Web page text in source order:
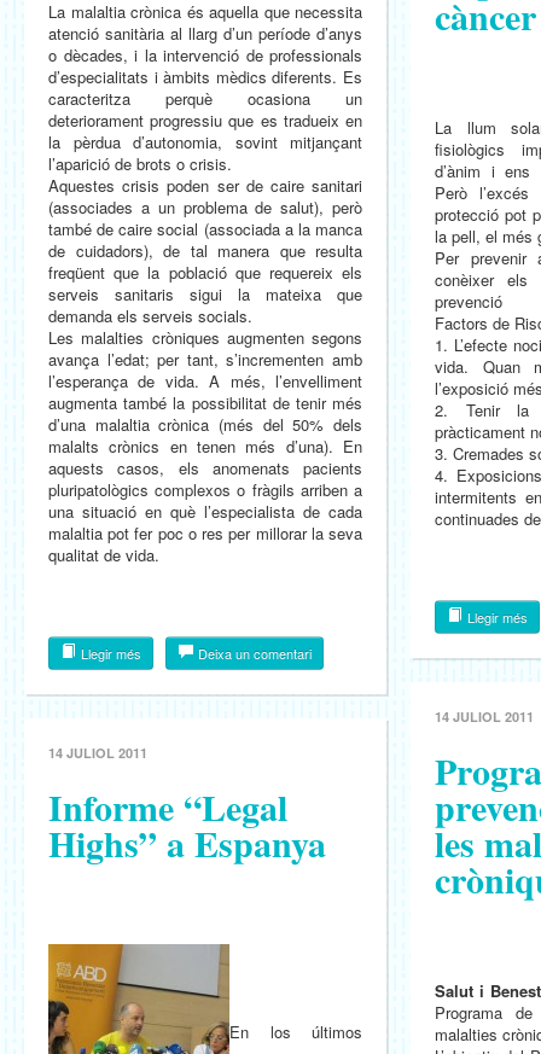
La malaltia crònica és aquella que necessita
atenció sanitària al llarg d’un període d’anys
o dècades, i la intervenció de professionals
d’especialitats i àmbits mèdics diferents. Es
caracteritza perquè ocasiona un
deteriorament progressiu que es tradueix en
la pèrdua d’autonomia, sovint mitjançant
l’aparició de brots o crisis.
Aquestes crisis poden ser de caire sanitari
(associades a un problema de salut), però
també de caire social (associada a la manca
de cuidadors), de tal manera que resulta
freqüent que la població que requereix els
serveis sanitaris sigui la mateixa que
demanda els serveis socials.
Les malalties cròniques augmenten segons
avança l’edat; per tant, s’incrementen amb
l’esperança de vida. A més, l’envelliment
augmenta també la possibilitat de tenir més
d’una malaltia crònica (més del 50% dels
malalts crònics en tenen més d’una). En
aquests casos, els anomenats pacients
pluripatològics complexos o fràgils arriben a
una situació en què l’especialista de cada
malaltia pot fer poc o res per millorar la seva
qualitat de vida.
Llegir més Deixa un comentari
14 JULIOL 2011
Informe “Legal
Highs” a Espanya
En los últimos
La llum
fisiològics
d’ànim i ens
Però
protecció pot
la pell, el més
Per prevenir
conèixer
prevenció
Factors de
1. L’efecte
vida. Quan
l’exposició
2. Tenir la
pràcticament
3. Cremades
4.
intermitents
continuades
Llegir més
14 JULIOL 2011
les
Salut i
Programa
malalties